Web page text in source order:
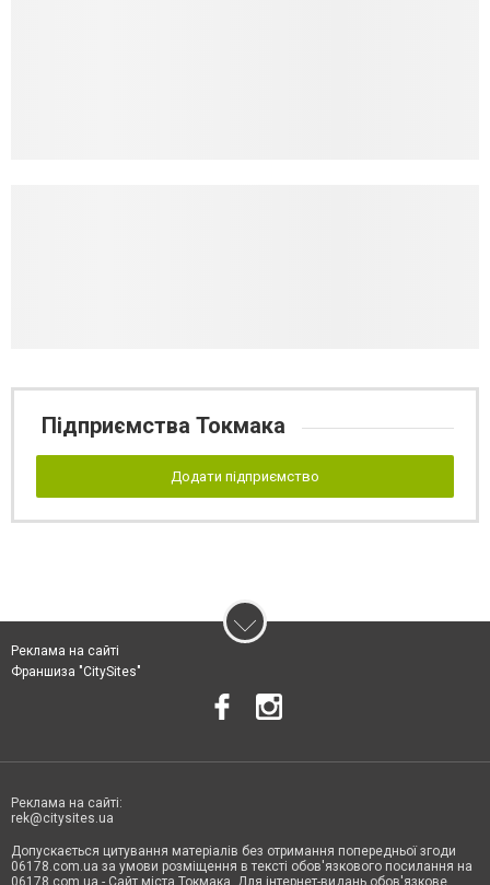
Підприємства Токмака
Додати підприємство
Реклама на сайті
Франшиза "CitySites"
Реклама на сайті:
rek@citysites.ua
Допускається цитування матеріалів без отримання попередньої згоди
06178.com.ua за умови розміщення в тексті обов'язкового посилання на